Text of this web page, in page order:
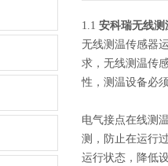
1.1 安科瑞无线测
无线测温传感器
求，无线测温传
性，测温设备必
电气接点在线测
测，防止在运行
运行状态，降低